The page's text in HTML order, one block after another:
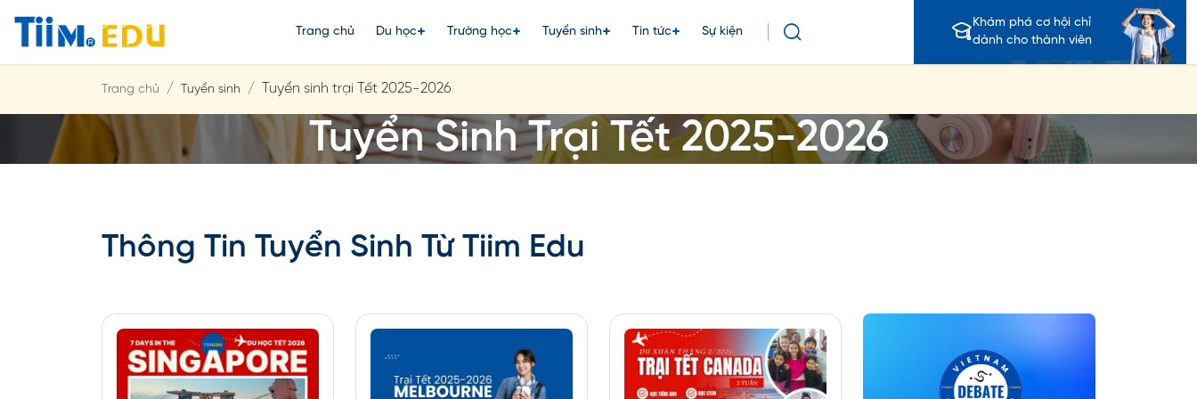
Trang chủ Du học Trường học Tuyển sinh Tin tức Sự kiện
Khám phá cơ hội chỉ
dành cho thành viên
Trang chủ Tuyển sinh Tuyển sinh trại Tết 2025-2026
Tuyển Sinh Trại Tết 2025-2026
Thông Tin Tuyển Sinh Từ Tiim Edu